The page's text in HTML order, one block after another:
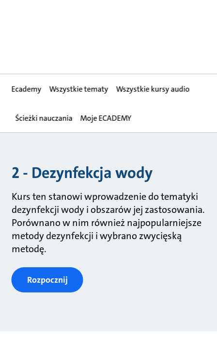
Ecademy Wszystkie tematy Wszystkie kursy audio
Ścieżki nauczania Moje ECADEMY
2 - Dezynfekcja wody
Kurs ten stanowi wprowadzenie do tematyki
dezynfekcji wody i obszarów jej zastosowania.
Porównano w nim również najpopularniejsze
metody dezynfekcji i wybrano zwycięską
metodę.
Rozpocznij